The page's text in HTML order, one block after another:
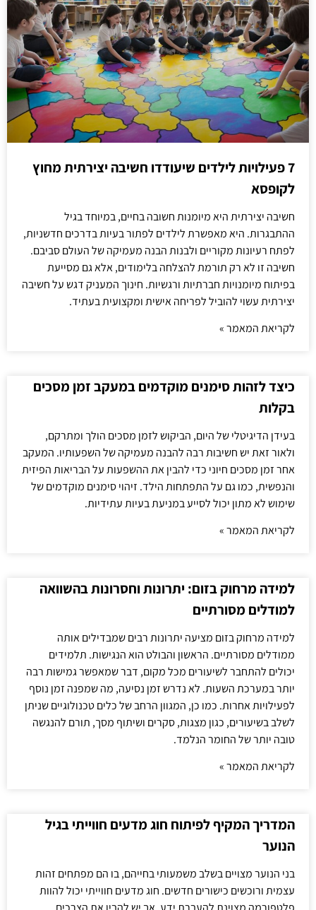
7 פעילויות לילדים שיעודדו חשיבה יצירתית מחוץ
לקופסא
חשיבה יצירתית היא מיומנות חשובה בחיים, במיוחד בגיל
ההתבגרות. היא מאפשרת לילדים לפתור בעיות בדרכים חדשניות,
לפתח רעיונות מקוריים ולבנות הבנה מעמיקה של העולם סביבם.
חשיבה זו לא רק תורמת להצלחה בלימודים, אלא גם מסייעת
בפיתוח מיומנויות חברתיות ורגשיות. חינוך המעניק דגש על חשיבה
יצירתית עשוי להוביל לפריחה אישית ומקצועית בעתיד.
לקריאת המאמר »
כיצד לזהות סימנים מוקדמים במעקב זמן מסכים
בקלות
בעידן הדיגיטלי של היום, הביקוש לזמן מסכים הולך ומתרקם,
ולאור זאת יש חשיבות רבה להבנה מעמיקה של השפעותיו. המעקב
אחר זמן מסכים חיוני כדי להבין את ההשפעות על הבריאות הפיזית
והנפשית, כמו גם על התפתחות הילד. זיהוי סימנים מוקדמים של
שימוש לא מתון יכול לסייע במניעת בעיות עתידיות.
לקריאת המאמר »
למידה מרחוק בזום: יתרונות וחסרונות בהשוואה
למודלים מסורתיים
למידה מרחוק בזום מציעה יתרונות רבים שמבדילים אותה
ממודלים מסורתיים. הראשון והבולט הוא הנגישות. תלמידים
יכולים להתחבר לשיעורים מכל מקום, דבר שמאפשר גמישות רבה
יותר במערכת השעות. לא נדרש זמן נסיעה, מה שמפנה זמן נוסף
לפעילויות אחרות. כמו כן, המגוון הרחב של כלים טכנולוגיים שניתן
לשלב בשיעורים, כגון מצגות, סקרים ושיתוף מסך, תורם להנגשה
טובה יותר של החומר הנלמד.
לקריאת המאמר »
המדריך המקיף לפיתוח חוג מדעים חווייתי בגיל
הנוער
בני הנוער מצויים בשלב משמעותי בחייהם, בו הם מפתחים זהות
עצמית ורוכשים כישורים חדשים. חוג מדעים חווייתי יכול להוות